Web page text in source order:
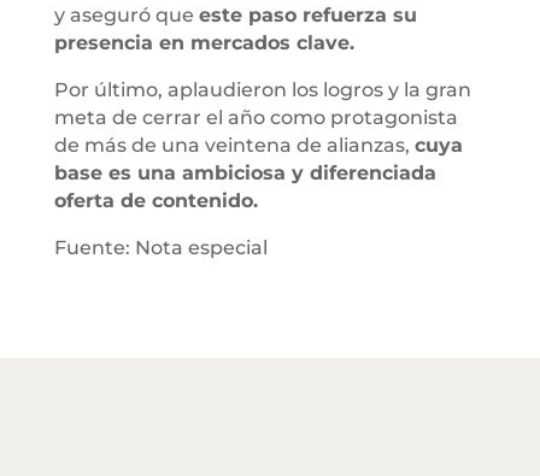
y aseguró que este paso refuerza su
presencia en mercados clave.
Por último, aplaudieron los logros y la gran
meta de cerrar el año como protagonista
de más de una veintena de alianzas, cuya
base es una ambiciosa y diferenciada
oferta de contenido.
Fuente: Nota especial